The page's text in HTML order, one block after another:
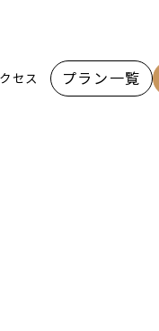
セス プラン一覧